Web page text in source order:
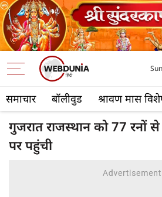
समाचार बॉलीवुड श्रावण मास
गुजरात राजस्थान को 77 रनों
पर पहुंची